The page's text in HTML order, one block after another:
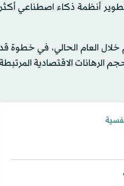
أنظمة ذكاء اصطناعي أكثر
خلال العام الحالي، في خطوة قد
جنيه إسترليني)، ما يعكس حجم الرهانات الاقتصادية